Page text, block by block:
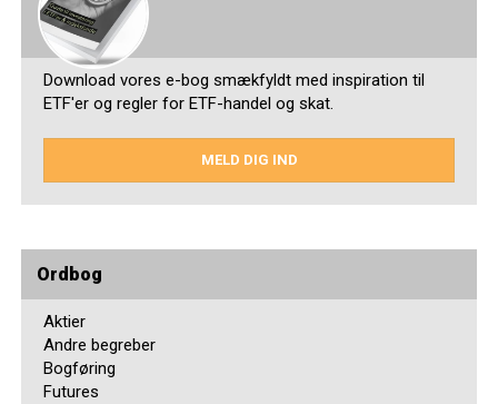
Download vores e-bog smækfyldt med inspiration til
ETF'er og regler for ETF-handel og skat.
MELD DIG IND
Ordbog
Aktier
Andre begreber
Bogføring
Futures